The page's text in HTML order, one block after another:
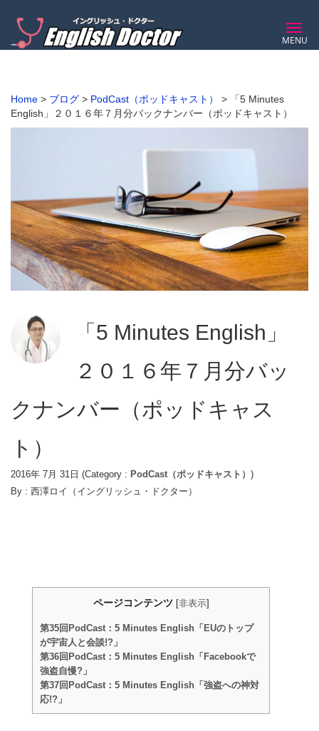
MENU
Home > ブログ > PodCast（ポッドキャスト） >
「5 Minutes
English」２０１６年７月分バックナンバー（ポッドキャスト）
「5 Minutes English」
２０１６年７月分バッ
クナンバー（ポッドキャス
ト）
2016年 7月 31日 (Category : PodCast（ポッドキャスト）)
By : 西澤ロイ（イングリッシュ・ドクター）
ページコンテンツ 非表示]
第35回PodCast：5 Minutes English「EUのトップ
が宇宙人と会談!?」
第36回PodCast：5 Minutes English「Facebookで
強盗自慢?」
第37回PodCast：5 Minutes English「強盗への神対
応!?」